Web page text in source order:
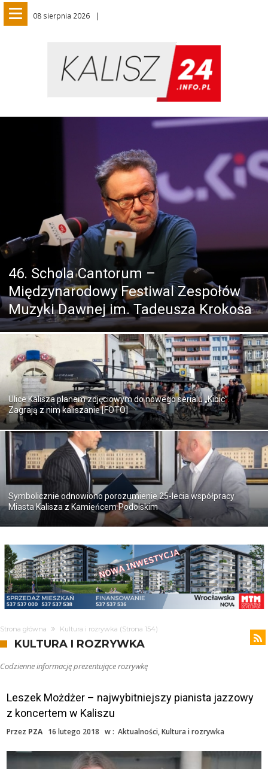
08 sierpnia 2026
46. Schola Cantorum –
Międzynarodowy Festiwal Zespołów
Muzyki Dawnej im. Tadeusza Krokosa
Ulice Kalisza planem zdjęciowym do nowego serialu „Kibic”.
Zagrają z nim kaliszanie [FOTO]
Symbolicznie odnowiono porozumienie 25-lecia współpracy
Miasta Kalisza z Kamieńcem Podolskim
Strona główna Kultura i rozrywka (Strona 154)
KULTURA I ROZRYWKA
Codzienne informację prezentujące rozrywkę
Leszek Możdżer – najwybitniejszy pianista jazzowy
z koncertem w Kaliszu
Przez PZA 16 lutego 2018 w :Aktualności,Kultura i rozrywka